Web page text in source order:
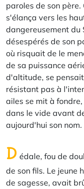
paroles de son
s'élança vers les
dangereusement du
désespérés de son
où risquait de le
de sa puissance
d'altitude, se
résistant pas à
ailes se mit à
dans le vide avant
aujourd'hui son nom.
D édale, fou de
de son fils. Le jeune
de sagesse, avait